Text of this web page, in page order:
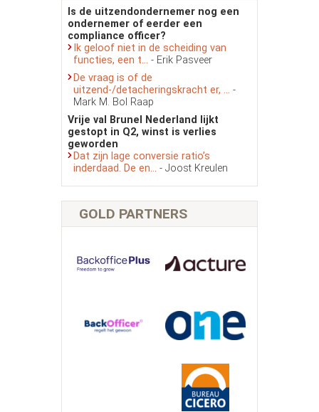
Is de uitzendondernemer nog een
ondernemer of eerder een
compliance officer?
Ik geloof niet in de scheiding van
functies, een t... - Erik Pasveer
De vraag is of de
uitzend-/detacheringskracht er, ... -
Mark M. Bol Raap
Vrije val Brunel Nederland lijkt
gestopt in Q2, winst is verlies
geworden
Dat zijn lage conversie ratio’s
inderdaad. De en... - Joost Kreulen
GOLD PARTNERS